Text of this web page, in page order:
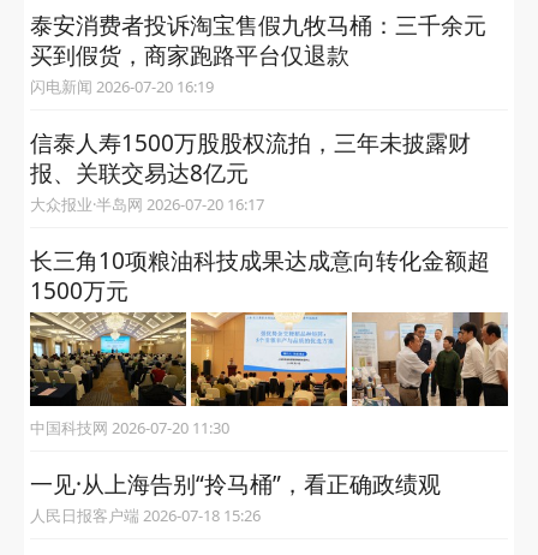
泰安消费者投诉淘宝售假九牧马桶：三千余元
买到假货，商家跑路平台仅退款
闪电新闻 2026-07-20 16:19
信泰人寿1500万股股权流拍，三年未披露财
报、关联交易达8亿元
大众报业·半岛网 2026-07-20 16:17
长三角10项粮油科技成果达成意向转化金额超
1500万元
中国科技网 2026-07-20 11:30
一见·从上海告别“拎马桶”，看正确政绩观
人民日报客户端 2026-07-18 15:26